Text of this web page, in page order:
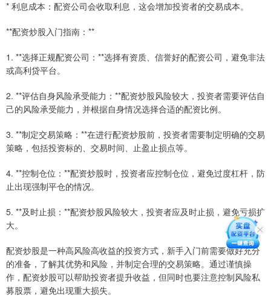
* 利息成本：配资公司会收取利息，这会增加投资者的交易成本。
**配资炒股入门指南：**
1. **选择正规配资公司：**选择有资质、信誉好的配资公司，避免非法
或高利贷平台。
2. **评估自身风险承受能力：**配资炒股风险较大，投资者需要评估自
己的风险承受能力，并根据自身情况选择合适的配资比例。
3. **制定交易策略：**在进行配资炒股前，投资者需要制定明确的交易
策略，包括投资标的、交易时间、止盈止损点等。
4. **控制仓位：**配资炒股时，投资者应控制仓位，避免过度杠杆，防
止出现强制平仓的情况。
5. **及时止损：**配资炒股风险较大，投资者应及时止损，避免亏损扩
大。
配资炒股是一种高风险高收益的投资方式，新手入门前需要做好充分
的准备，了解其优势和风险，并制定合理的交易策略。通过谨慎操
作，配资炒股可以帮助投资者提升收益，但同时也要注意控制风险私
募股票，避免出现重大损失。